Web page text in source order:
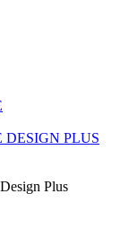
PLUS
Plus